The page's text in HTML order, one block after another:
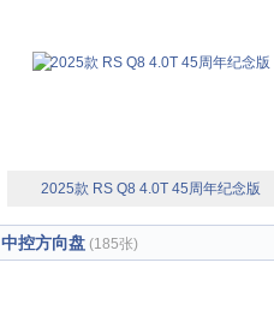
2025款 RS Q8 4.0T 45周年纪念版
中控方向盘 (185张)